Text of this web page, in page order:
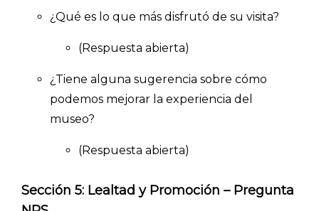
¿Qué es lo que más disfrutó de su visita?
(Respuesta abierta)
¿Tiene alguna sugerencia sobre cómo
podemos mejorar la experiencia del
museo?
(Respuesta abierta)
Sección 5: Lealtad y Promoción – Pregunta